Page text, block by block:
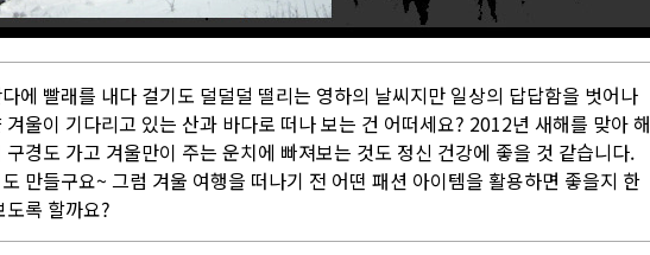
에 빨래를 내다 걸기도 덜덜덜 떨리는 영하의 날씨지만 일상의 답답함을 벗어나
겨울이 기다리고 있는 산과 바다로 떠나 보는 건 어떠세요? 2012년 새해를 맞아 해
구경도 가고 겨울만이 주는 운치에 빠져보는 것도 정신 건강에 좋을 것 같습니다.
만들구요~ 그럼 겨울 여행을 떠나기 전 어떤 패션 아이템을 활용하면 좋을지 한
도록 할까요?